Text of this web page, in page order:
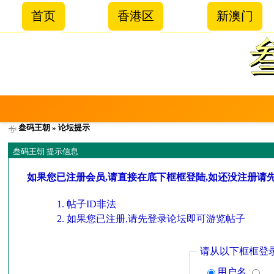
首页 香港区 新澳门
叁码王朝 » 论坛提示
叁码王朝 提示信息
如果您已注册会员,请直接在底下框框登陆,如还没注册请
帖子ID非法
如果您已注册,请先登录论坛即可游览帖子
请从以下框框登
用户名